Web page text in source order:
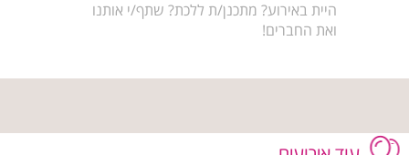
היית באירוע? מתכנן/ת ללכת? שתף/י אותנו
ואת החברים!